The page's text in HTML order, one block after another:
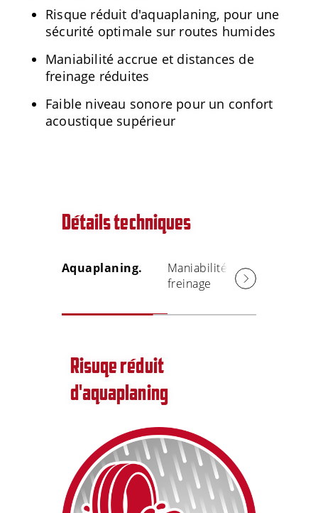
Risque réduit d'aquaplaning, pour une
sécurité optimale sur routes humides
Maniabilité accrue et distances de
freinage réduites
Faible niveau sonore pour un confort
acoustique supérieur
Détails techniques
Aquaplaning.
Maniabilité et
freinage
Risuqe réduit
d'aquaplaning